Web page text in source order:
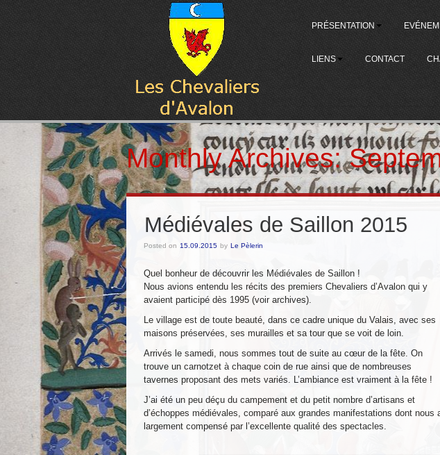
PRÉSENTATION
LIENS CONTACT
Monthly Archives:
Médiévales de Saillon 2015
Posted on 15.09.2015 by Le Pèlerin
Quel bonheur de découvrir les Médiévales de Saillon !
Nous avions entendu les récits des premiers Chevaliers d’Avalon qui y
avaient participé dès 1995 (voir archives).
Le village est de toute beauté, dans ce cadre unique du Valais, avec ses
maisons préservées, ses murailles et sa tour que se voit de loin.
Arrivés le samedi, nous sommes tout de suite au cœur de la fête. On
trouve un carnotzet à chaque coin de rue ainsi que de nombreuses
tavernes proposant des mets variés. L’ambiance est vraiment à la fête !
J’ai été un peu déçu du campement et du petit nombre d’artisans et
d’échoppes médiévales, comparé aux grandes manifestations dont nous
largement compensé par l’excellente qualité des spectacles.